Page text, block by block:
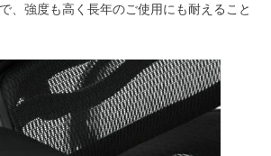
、強度も高く長年のご使用にも耐えること